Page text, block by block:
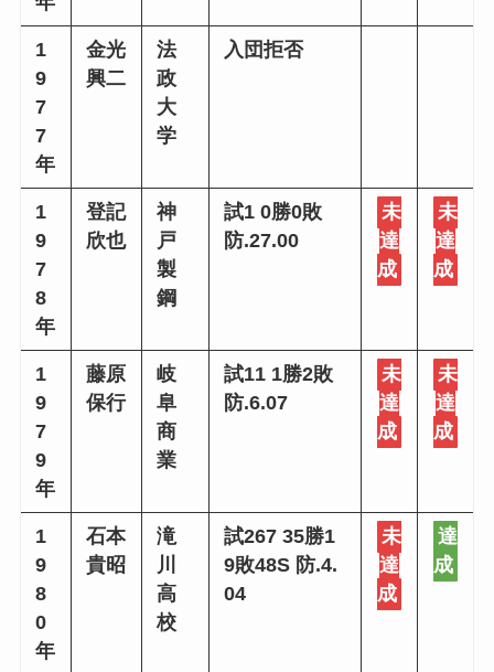
1
9
7
7
年
金光
興二
法
政
大
学
入団拒否
1
9
7
8
年
登記
欣也
神
戸
製
鋼
試1 0勝0敗
防.27.00
未
達
成
未
達
成
1
9
7
9
年
藤原
保行
岐
阜
商
業
試11 1勝2敗
防.6.07
未
達
成
未
達
成
1
9
8
0
年
石本
貴昭
滝
川
高
校
試267 35勝1
9敗48S 防.4.
04
未
達
成
達
成